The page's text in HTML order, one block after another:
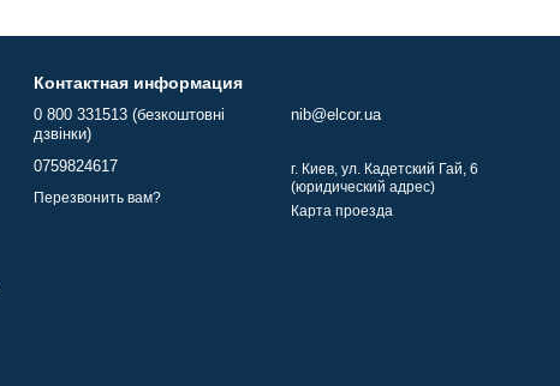
Контактная информация
0 800 331513 (безкоштовні
дзвінки)
0759824617
Перезвонить вам?
nib@elcor.ua
г. Киев, ул. Кадетский Гай, 6
(юридический адрес)
Карта проезда